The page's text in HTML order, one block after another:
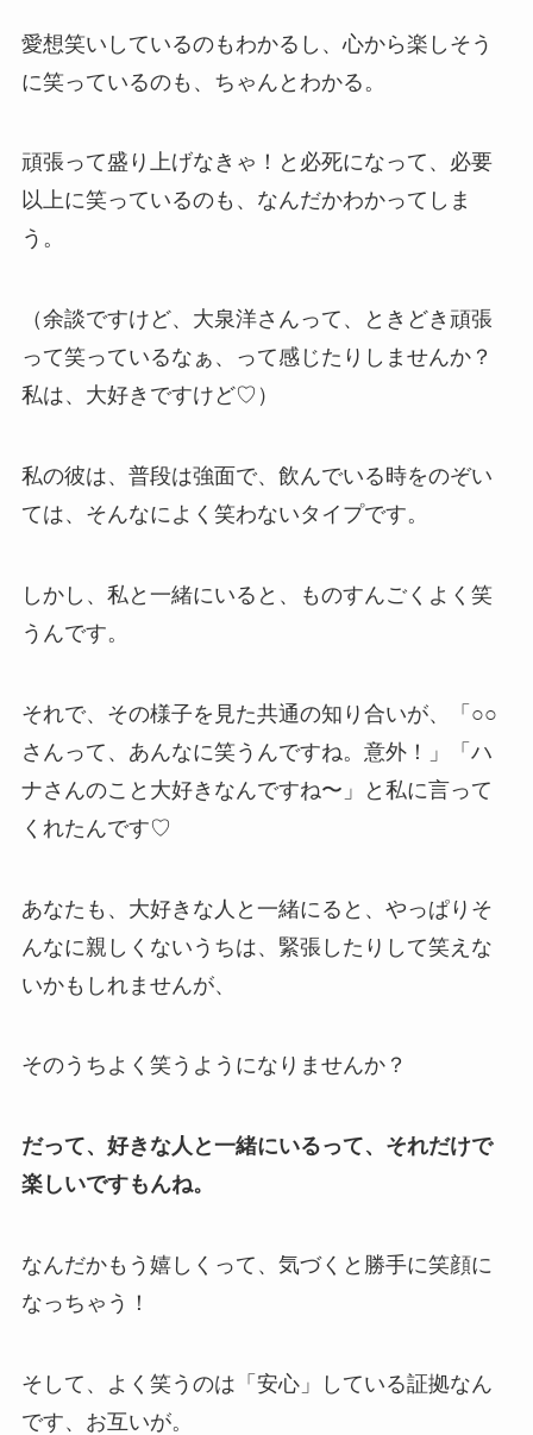
愛想笑いしているのもわかるし、心から楽しそう
に笑っているのも、ちゃんとわかる。
頑張って盛り上げなきゃ！と必死になって、必要
以上に笑っているのも、なんだかわかってしま
う。
（余談ですけど、大泉洋さんって、ときどき頑張
って笑っているなぁ、って感じたりしませんか？
私は、大好きですけど♡）
私の彼は、普段は強面で、飲んでいる時をのぞい
ては、そんなによく笑わないタイプです。
しかし、私と一緒にいると、ものすんごくよく笑
うんです。
それで、その様子を見た共通の知り合いが、「○○
さんって、あんなに笑うんですね。意外！」「ハ
ナさんのこと大好きなんですね〜」と私に言って
くれたんです♡
あなたも、大好きな人と一緒にると、やっぱりそ
んなに親しくないうちは、緊張したりして笑えな
いかもしれませんが、
そのうちよく笑うようになりませんか？
だって、好きな人と一緒にいるって、それだけで
楽しいですもんね。
なんだかもう嬉しくって、気づくと勝手に笑顔に
なっちゃう！
そして、よく笑うのは「安心」している証拠なん
です、お互いが。